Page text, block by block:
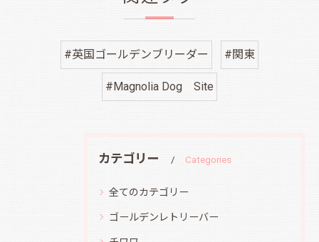
#英国ゴールデンブリーダー #関東
#Magnolia Dog Site
カテゴリー Categories
全てのカテゴリー
ゴールデンレトリーバー